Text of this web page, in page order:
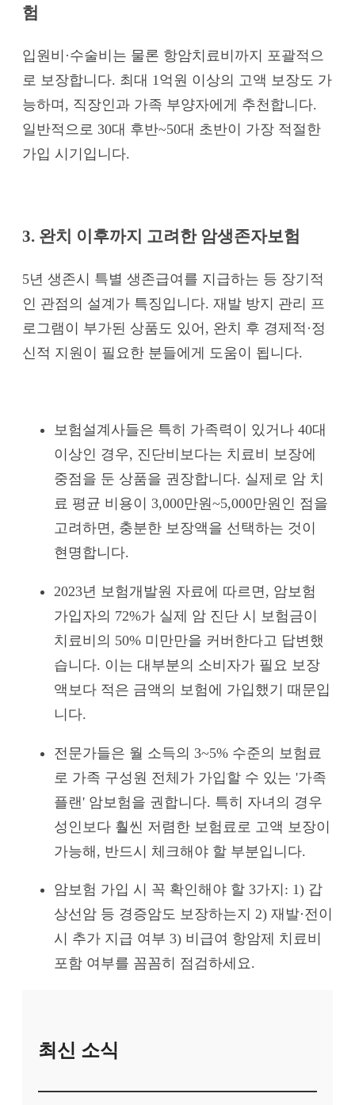
험
입원비·수술비는 물론 항암치료비까지 포괄적으
로 보장합니다. 최대 1억원 이상의 고액 보장도 가
능하며, 직장인과 가족 부양자에게 추천합니다.
일반적으로 30대 후반~50대 초반이 가장 적절한
가입 시기입니다.
3. 완치 이후까지 고려한 암생존자보험
5년 생존시 특별 생존급여를 지급하는 등 장기적
인 관점의 설계가 특징입니다. 재발 방지 관리 프
로그램이 부가된 상품도 있어, 완치 후 경제적·정
신적 지원이 필요한 분들에게 도움이 됩니다.
보험설계사들은 특히 가족력이 있거나 40대
이상인 경우, 진단비보다는 치료비 보장에
중점을 둔 상품을 권장합니다. 실제로 암 치
료 평균 비용이 3,000만원~5,000만원인 점을
고려하면, 충분한 보장액을 선택하는 것이
현명합니다.
2023년 보험개발원 자료에 따르면, 암보험
가입자의 72%가 실제 암 진단 시 보험금이
치료비의 50% 미만만을 커버한다고 답변했
습니다. 이는 대부분의 소비자가 필요 보장
액보다 적은 금액의 보험에 가입했기 때문입
니다.
전문가들은 월 소득의 3~5% 수준의 보험료
로 가족 구성원 전체가 가입할 수 있는 '가족
플랜' 암보험을 권합니다. 특히 자녀의 경우
성인보다 훨씬 저렴한 보험료로 고액 보장이
가능해, 반드시 체크해야 할 부분입니다.
암보험 가입 시 꼭 확인해야 할 3가지: 1) 갑
상선암 등 경증암도 보장하는지 2) 재발·전이
시 추가 지급 여부 3) 비급여 항암제 치료비
포함 여부를 꼼꼼히 점검하세요.
최신 소식